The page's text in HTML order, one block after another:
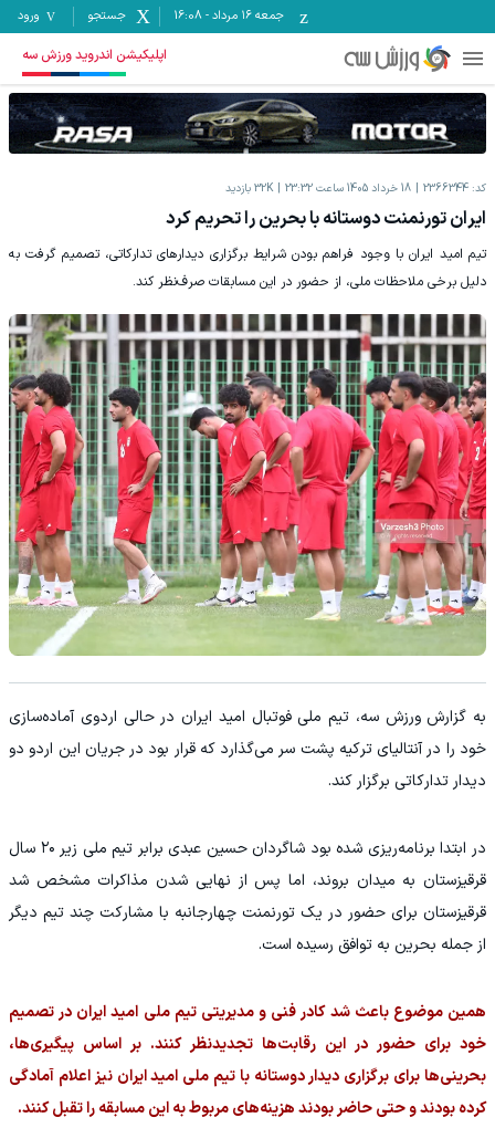
جمعه ۱۶ مرداد -
16:08 جستجو ورود
اپلیکیشن اندروید ورزش سه
کد: 2366344 18 خرداد 1405 ساعت 23:32 32K بازدید
ایران تورنمنت دوستانه با بحرین را تحریم کرد
تیم امید ایران با وجود فراهم بودن شرایط برگزاری دیدارهای تدارکاتی، تصمیم گرفت به
دلیل برخی ملاحظات ملی، از حضور در این مسابقات صرف‌نظر کند.
به گزارش ورزش سه، تیم ملی فوتبال امید ایران در حالی اردوی آماده‌سازی
خود را در آنتالیای ترکیه پشت سر می‌گذارد که قرار بود در جریان این اردو دو
دیدار تدارکاتی برگزار کند.
در ابتدا برنامه‌ریزی شده بود شاگردان حسین عبدی برابر تیم ملی زیر ۲۰ سال
قرقیزستان به میدان بروند، اما پس از نهایی شدن مذاکرات مشخص شد
قرقیزستان برای حضور در یک تورنمنت چهارجانبه با مشارکت چند تیم دیگر
از جمله بحرین به توافق رسیده است.
همین موضوع باعث شد کادر فنی و مدیریتی تیم ملی امید ایران در تصمیم
خود برای حضور در این رقابت‌ها تجدیدنظر کنند. بر اساس پیگیری‌ها،
بحرینی‌ها برای برگزاری دیدار دوستانه با تیم ملی امید ایران نیز اعلام آمادگی
کرده بودند و حتی حاضر بودند هزینه‌های مربوط به این مسابقه را تقبل کنند.